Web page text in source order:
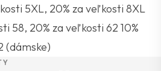
5XL, 20% za veľkosti 8XL
58, 20% za veľkosti 62 10%
(dámske)